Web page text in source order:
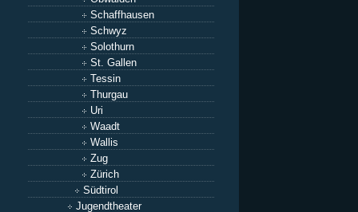
Schaffhausen
Schwyz
Solothurn
St. Gallen
Tessin
Thurgau
Uri
Waadt
Wallis
Zug
Zürich
Südtirol
Jugendtheater